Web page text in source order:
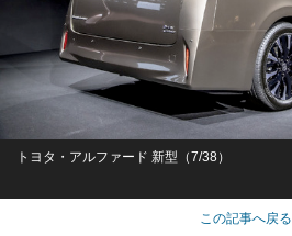
トヨタ・アルファード 新型（7/38）
この記事へ戻る